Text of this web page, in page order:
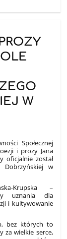
W
Społecznej
i prozy Jana
oficjalnie został
w
Krupska –
uznania dla
i kultywowanie
bez których to
za wielkie serce,